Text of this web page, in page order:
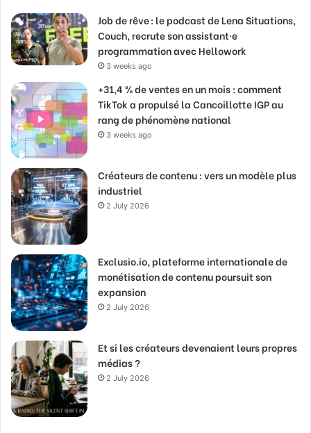
Job de rêve : le podcast de Lena Situations,
Couch, recrute son assistant·e
programmation avec Hellowork
3 weeks ago
+31,4 % de ventes en un mois : comment
TikTok a propulsé la Cancoillotte IGP au
rang de phénomène national
3 weeks ago
Créateurs de contenu : vers un modèle plus
industriel
2 July 2026
Exclusio.io, plateforme internationale de
monétisation de contenu poursuit son
expansion
2 July 2026
Et si les créateurs devenaient leurs propres
médias ?
2 July 2026